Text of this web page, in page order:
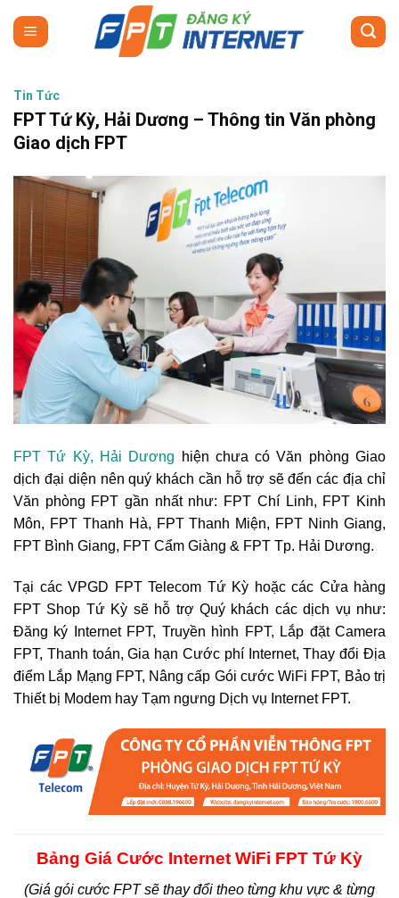
Tin Tức
FPT Tứ Kỳ, Hải Dương – Thông tin Văn phòng
Giao dịch FPT
FPT Tứ Kỳ, Hải Dương hiện chưa có Văn phòng Giao
dịch đại diện nên quý khách cần hỗ trợ sẽ đến các địa chỉ
Văn phòng FPT gần nhất như: FPT Chí Linh, FPT Kinh
Môn, FPT Thanh Hà, FPT Thanh Miện, FPT Ninh Giang,
FPT Bình Giang, FPT Cẩm Giàng & FPT Tp. Hải Dương.
Tại các VPGD FPT Telecom Tứ Kỳ hoặc các Cửa hàng
FPT Shop Tứ Kỳ sẽ hỗ trợ Quý khách các dịch vụ như:
Đăng ký Internet FPT, Truyền hình FPT, Lắp đặt Camera
FPT, Thanh toán, Gia hạn Cước phí Internet, Thay đổi Địa
điểm Lắp Mạng FPT, Nâng cấp Gói cước WiFi FPT, Bảo trị
Thiết bị Modem hay Tạm ngưng Dịch vụ Internet FPT.
Bảng Giá Cước Internet WiFi FPT Tứ Kỳ
(Giá gói cước FPT sẽ thay đổi theo từng khu vực & từng